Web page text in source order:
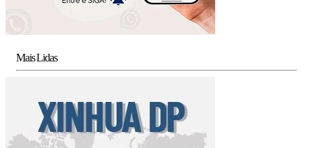
Mais Lidas